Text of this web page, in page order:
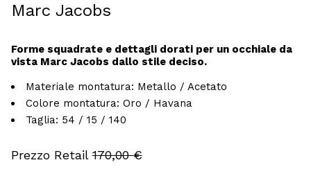
Marc Jacobs
Forme squadrate e dettagli dorati per un occhiale da
vista Marc Jacobs dallo stile deciso.
Materiale montatura: Metallo / Acetato
Colore montatura: Oro / Havana
Taglia: 54 / 15 / 140
170,00€